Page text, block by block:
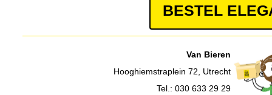
BESTEL
Van Bieren
Hooghiemstraplein 72, Utrecht
Tel.: 030 633 29 29